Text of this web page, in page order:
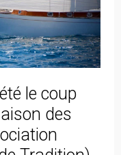
le coup
des